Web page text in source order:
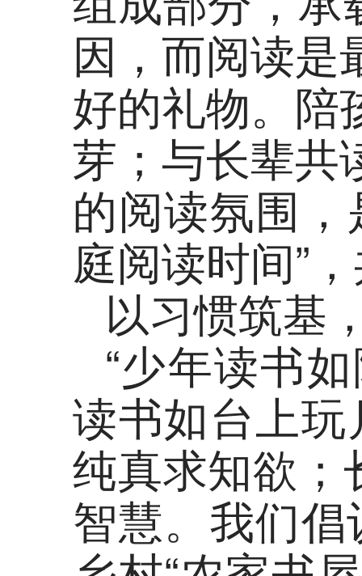
因，而阅读是
好的礼物。陪
芽；与长辈共
的阅读氛围
庭阅读时间”
以习惯筑基
“少年读书
读书如台上
纯真求知欲；
智慧。我们倡